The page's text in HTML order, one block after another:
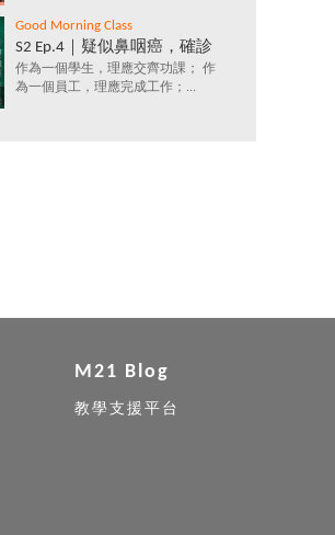
Good Morning Class
S2 Ep.4｜疑似鼻咽癌，確診
抑鬱症，究竟點解會咁？唔
洗睇醫生，唔洗食藥，都可
作為一個學生，理應交齊功課； 作
為一個員工，理應完成工作；...
M21 Blog
教學支援平台